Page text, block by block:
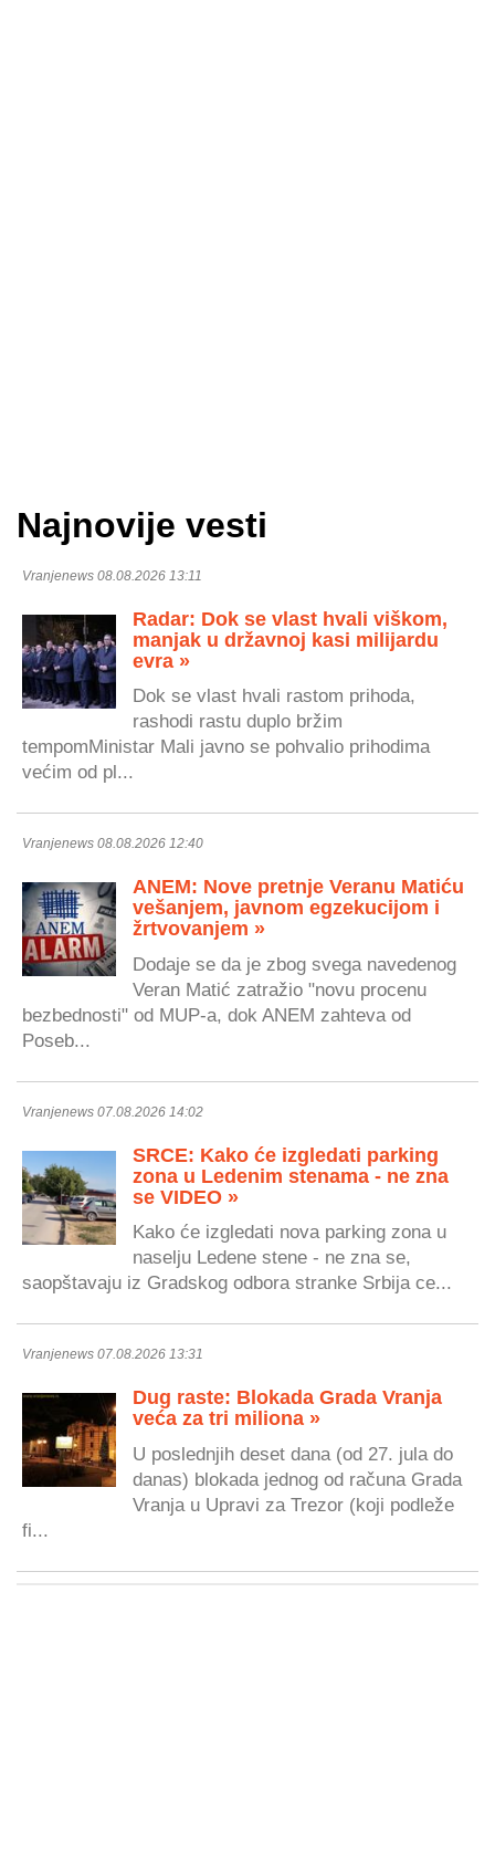
Najnovije vesti
Vranjenews 08.08.2026 13:11
Radar: Dok se vlast hvali viškom,
manjak u državnoj kasi milijardu
evra »
Dok se vlast hvali rastom prihoda,
rashodi rastu duplo bržim
tempomMinistar Mali javno se pohvalio prihodima
većim od pl...
Vranjenews 08.08.2026 12:40
ANEM: Nove pretnje Veranu Matiću
vešanjem, javnom egzekucijom i
žrtvovanjem »
Dodaje se da je zbog svega navedenog
Veran Matić zatražio "novu procenu
bezbednosti" od MUP-a, dok ANEM zahteva od
Poseb...
Vranjenews 07.08.2026 14:02
SRCE: Kako će izgledati parking
zona u Ledenim stenama - ne zna
se VIDEO »
Kako će izgledati nova parking zona u
naselju Ledene stene - ne zna se,
saopštavaju iz Gradskog odbora stranke Srbija ce...
Vranjenews 07.08.2026 13:31
Dug raste: Blokada Grada Vranja
veća za tri miliona »
U poslednjih deset dana (od 27. jula do
danas) blokada jednog od računa Grada
Vranja u Upravi za Trezor (koji podleže
fi...